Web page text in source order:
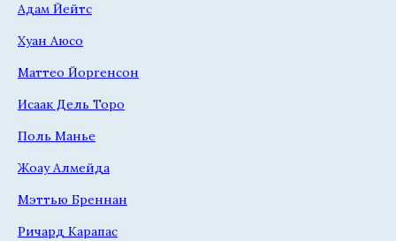
Адам Йейтс
Хуан Аюсо
Маттео Йоргенсон
Исаак Дель Торо
Поль Манье
Жоау Алмейда
Мэттью Бреннан
Ричард Карапас